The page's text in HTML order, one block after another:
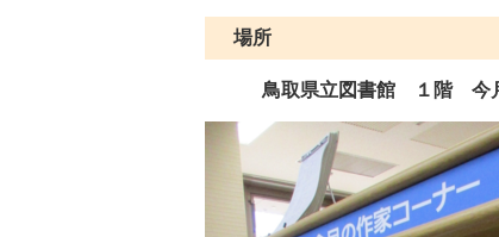
場所
鳥取県立図書館 １階 今月